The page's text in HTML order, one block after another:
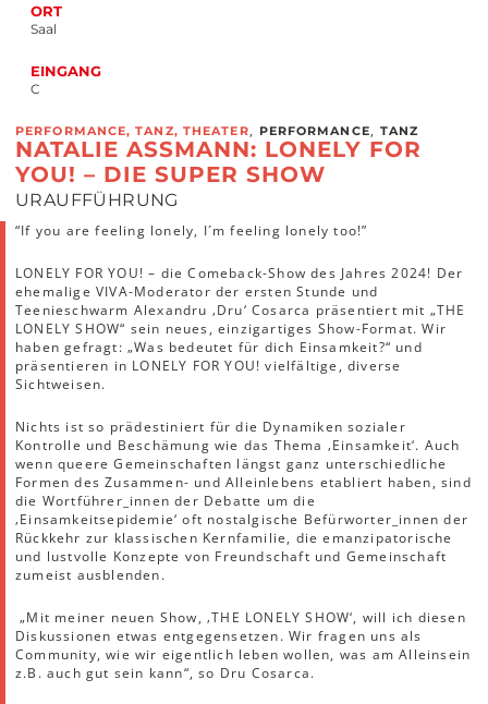
ORT
Saal
EINGANG
C
PERFORMANCE, TANZ, THEATER, PERFORMANCE, TANZ
NATALIE ASSMANN: LONELY FOR
YOU! – DIE SUPER SHOW
URAUFFÜHRUNG
“If you are feeling lonely, I´m feeling lonely too!”
LONELY FOR YOU! – die Comeback-Show des Jahres 2024! Der
ehemalige VIVA-Moderator der ersten Stunde und
Teenieschwarm Alexandru ‚Dru‘ Cosarca präsentiert mit „THE
LONELY SHOW“ sein neues, einzigartiges Show-Format. Wir
haben gefragt: „Was bedeutet für dich Einsamkeit?“ und
präsentieren in LONELY FOR YOU! vielfältige, diverse
Sichtweisen.
Nichts ist so prädestiniert für die Dynamiken sozialer
Kontrolle und Beschämung wie das Thema ‚Einsamkeit‘. Auch
wenn queere Gemeinschaften längst ganz unterschiedliche
Formen des Zusammen- und Alleinlebens etabliert haben, sind
die Wortführer_innen der Debatte um die
‚Einsamkeitsepidemie‘ oft nostalgische Befürworter_innen der
Rückkehr zur klassischen Kernfamilie, die emanzipatorische
und lustvolle Konzepte von Freundschaft und Gemeinschaft
zumeist ausblenden.
„Mit meiner neuen Show, ‚THE LONELY SHOW‘, will ich diesen
Diskussionen etwas entgegensetzen. Wir fragen uns als
Community, wie wir eigentlich leben wollen, was am Alleinsein
z.B. auch gut sein kann“, so Dru Cosarca.